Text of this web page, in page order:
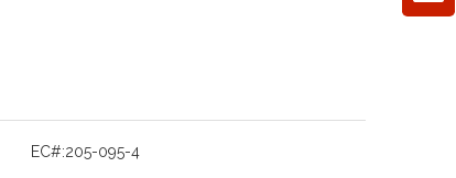
EC#:205-095-4